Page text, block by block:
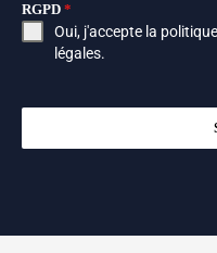
RGPD *
Oui, j'accepte la
légales.